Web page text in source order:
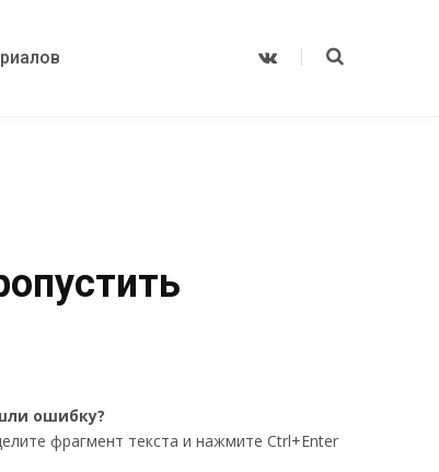
V
ошибку?
фрагмент текста и нажмите Ctrl+Enter